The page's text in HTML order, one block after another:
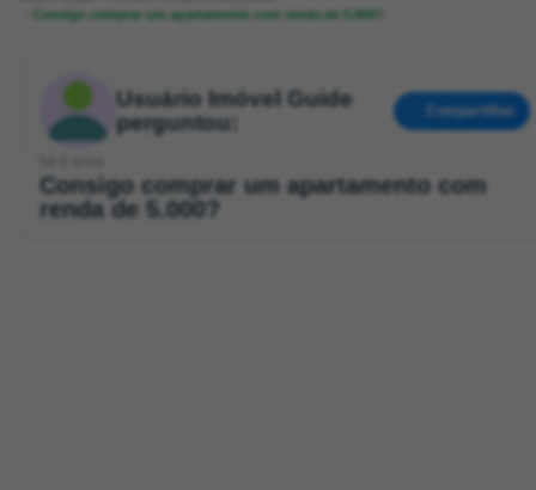
Consigo comprar um apartamento com renda de 5.000?
Usuário Imóvel Guide
perguntou:
Compartilhar
Consigo comprar um apartamento com
renda de 5.000?